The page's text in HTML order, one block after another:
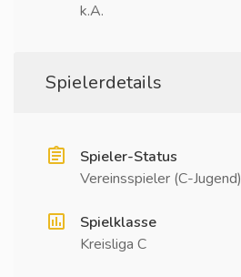
k.A.
Spielerdetails
Spieler-Status
Vereinsspieler (C-Jugend)
Spielklasse
Kreisliga C